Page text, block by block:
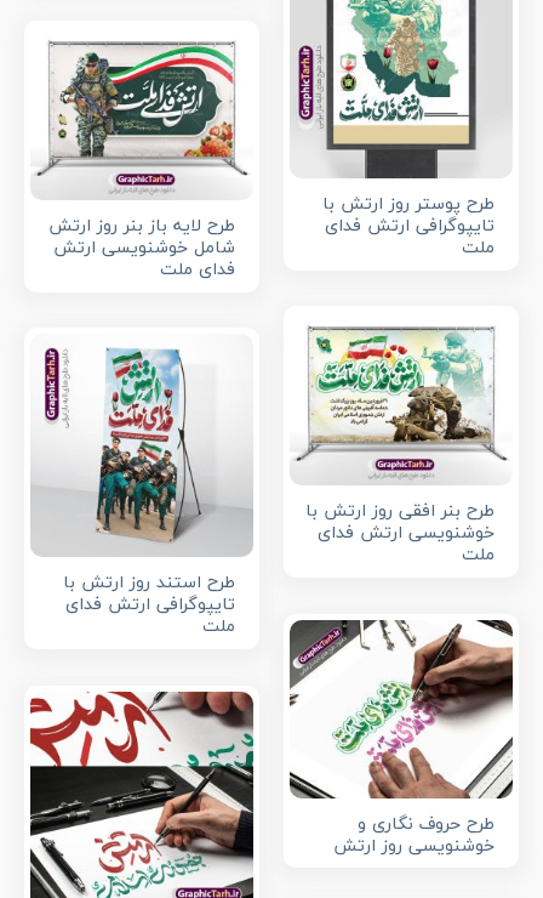
طرح پوستر روز ارتش با
تایپوگرافی ارتش فدای
ملت
طرح لایه باز بنر روز ارتش
شامل خوشنویسی ارتش
فدای ملت
طرح بنر افقی روز ارتش با
خوشنویسی ارتش فدای
ملت
طرح استند روز ارتش با
تایپوگرافی ارتش فدای
ملت
طرح حروف نگاری و
خوشنویسی روز ارتش